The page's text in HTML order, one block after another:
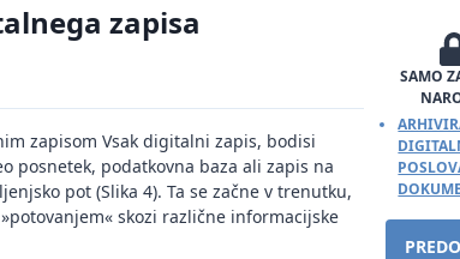
zapisa
zapisom Vsak digitalni zapis, bodisi
posnetek, podatkovna baza ali zapis na
pot (Slika 4). Ta se začne v trenutku,
skozi različne informacijske
SAMO